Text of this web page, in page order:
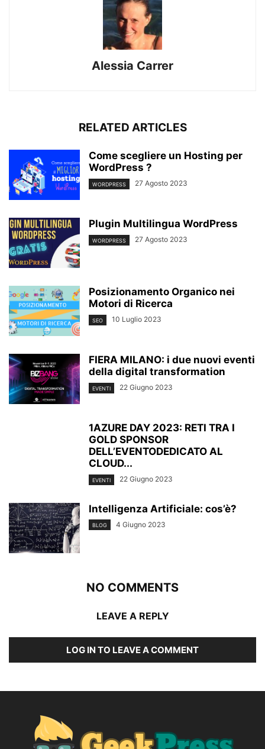
Alessia Carrer
RELATED ARTICLES
Come scegliere un Hosting per
WordPress ?
WORDPRESS 27 Agosto 2023
Plugin Multilingua WordPress
WORDPRESS 27 Agosto 2023
Posizionamento Organico nei
Motori di Ricerca
SEO 10 Luglio 2023
FIERA MILANO: i due nuovi eventi
della digital transformation
EVENTI 22 Giugno 2023
1AZURE DAY 2023: RETI TRA I
GOLD SPONSOR
DELL’EVENTODEDICATO AL
CLOUD...
EVENTI 22 Giugno 2023
Intelligenza Artificiale: cos’è?
BLOG 4 Giugno 2023
NO COMMENTS
LEAVE A REPLY
LOG IN TO LEAVE A COMMENT